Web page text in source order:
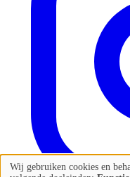
Wij gebruiken cookies en